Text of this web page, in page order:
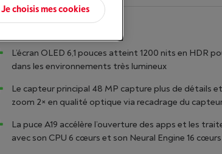
L’écran OLED 6,1 pouces atteint 1200 nits en HDR
dans les environnements très lumineux
Le capteur principal 48 MP capture plus de détails
zoom 2× en qualité optique via recadrage du
La puce A19 accélère l’ouverture des apps et les
avec son CPU 6 cœurs et son Neural Engine 16 cœurs
Je choisis mes cookies